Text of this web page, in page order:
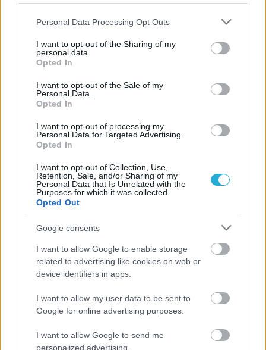
Please note that this website/app uses one or more Google
not limited to your visit or usage behaviour. You may click to
grant or deny consent to Google and its third-party tags to
use your data for below specified purposes in below Google
consent section.
Personal Data Processing Opt Outs
I want to opt-out of the Sharing of my
personal data.
Opted In
I want to opt-out of the Sale of my
Personal Data.
Opted In
I want to opt-out of processing my
Personal Data for Targeted Advertising.
Opted In
I want to opt-out of Collection, Use,
Retention, Sale, and/or Sharing of my
Personal Data that Is Unrelated with the
Purposes for which it was collected.
Opted Out
Google consents
I want to allow Google to enable storage
related to advertising like cookies on web or
device identifiers in apps.
I want to allow my user data to be sent to
Google for online advertising purposes.
I want to allow Google to send me
personalized advertising.
BEACH VOLLEY 04/06/2015
Ξεκινά η δράση στα North Area Circuit (vid)
Η αντίστροφη μέτρηση για την έναρξη των φετινών
τουρνουά του North Area Beach Volley Circuit ξεκίνησε με
την επίσημη συνέντευξη τύπου που πραγματοποιήθηκε στη
Θεσσαλονίκη…